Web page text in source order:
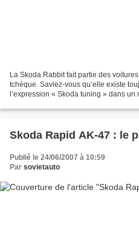
La Skoda Rabbit fait partie des
tchèque. Saviez-vous qu’elle existe
l’expression « Skoda tuning » dans un
Skoda Rapid AK-47 : le
Publié le 24/06/2007 à 10:59
Par sovietauto